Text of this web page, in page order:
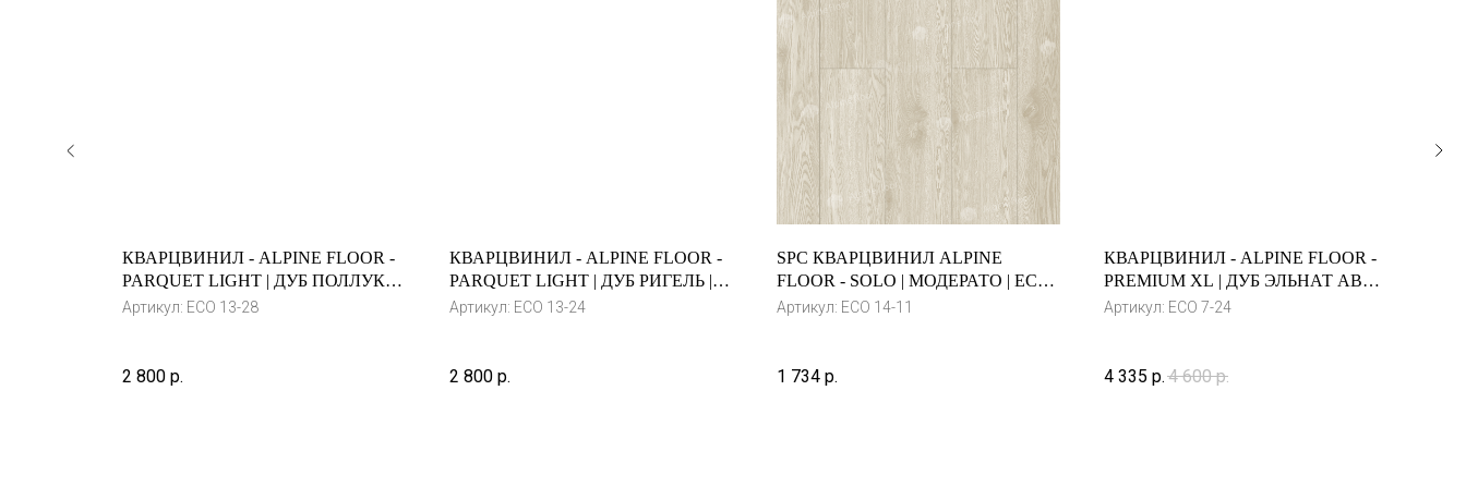
КВАРЦВИНИЛ - ALPINE FLOOR -
PARQUET LIGHT | ДУБ ПОЛЛУКС |
ЕСО 13-28
Артикул: ЕСО 13-28
2 800 р.
КВАРЦВИНИЛ - ALPINE FLOOR -
PARQUET LIGHT | ДУБ РИГЕЛЬ |
ЕСО 13-24
Артикул: ЕСО 13-24
2 800 р.
SPC КВАРЦВИНИЛ ALPINE
FLOOR - SOLO | МОДЕРАТО | ECO
14-11
Артикул: ECO 14-11
1 734 р.
КВАРЦВИНИЛ - ALPINE FLOOR -
PREMIUM XL | ДУБ ЭЛЬНАТ ABA |
ECO 7-24
Артикул: ECO 7-24
4 335 р. 4 600 р.